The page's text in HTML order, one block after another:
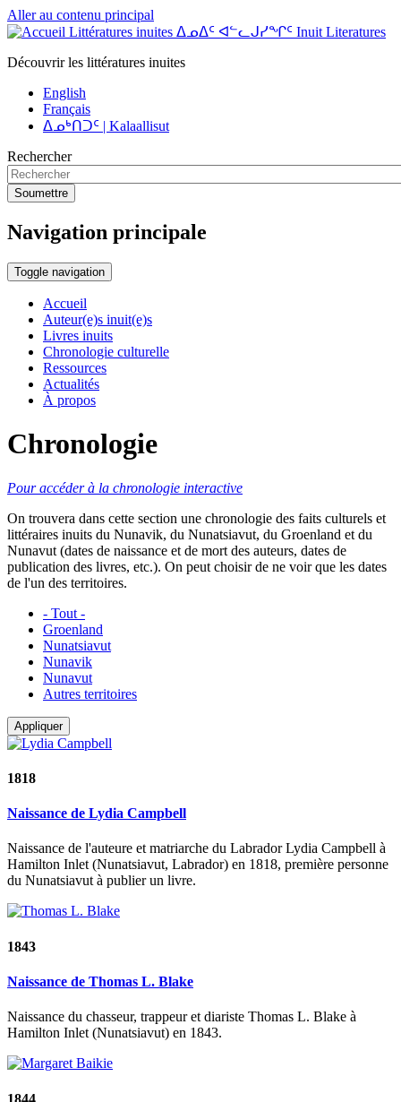
Aller au contenu principal
Littératures inuites ᐃᓄᐃᑦ ᐊᓪᓚᒍᓯᖏᑦ Inuit Literatures
Découvrir les littératures inuites
English
Français
ᐃᓄᒃᑎᑐᑦ | Kalaallisut
Rechercher
Soumettre
Navigation principale
Toggle navigation
Accueil
Auteur(e)s inuit(e)s
Livres inuits
Chronologie culturelle
Ressources
Actualités
À propos
Chronologie
Pour accéder à la chronologie interactive
On trouvera dans cette section une chronologie des faits culturels et
littéraires inuits du Nunavik, du Nunatsiavut, du Groenland et du
Nunavut (dates de naissance et de mort des auteurs, dates de
publication des livres, etc.). On peut choisir de ne voir que les dates
de l'un des territoires.
- Tout -
Groenland
Nunatsiavut
Nunavik
Nunavut
Autres territoires
Appliquer
1818
Naissance de Lydia Campbell
Naissance de l'auteure et matriarche du Labrador Lydia Campbell à
Hamilton Inlet (Nunatsiavut, Labrador) en 1818, première personne
du Nunatsiavut à publier un livre.
1843
Naissance de Thomas L. Blake
Naissance du chasseur, trappeur et diariste Thomas L. Blake à
Hamilton Inlet (Nunatsiavut) en 1843.
1844